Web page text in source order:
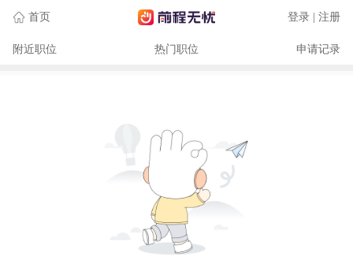
首页 登录 | 注册
附近职位 热门职位 申请记录